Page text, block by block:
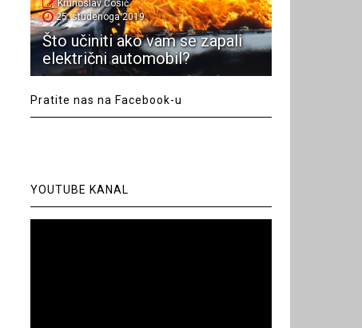
Krunoslav Ćosić
25. studenoga 2019.
Što učiniti ako vam se zapali
električni automobil?
Pratite nas na Facebook-u
YOUTUBE KANAL